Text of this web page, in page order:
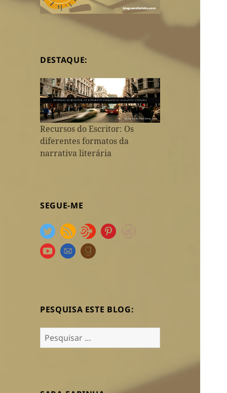
DESTAQUE:
Recursos do Escritor: Os
diferentes formatos da
narrativa literária
SEGUE-ME
PESQUISA ESTE BLOG:
Pesquisar
por: